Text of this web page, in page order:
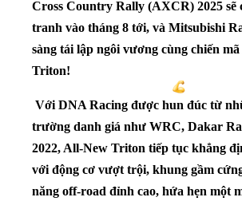
Cross Country Rally (AXCR) 2025
tranh vào tháng 8 tới, và Mitsubishi
sàng tái lập ngôi vương cùng chiến
Triton!
Với DNA Racing được hun đúc từ
trường danh giá như WRC, Dakar
2022, All-New Triton tiếp tục khẳng
với động cơ vượt trội, khung gầm
năng off-road đỉnh cao, hứa hẹn một